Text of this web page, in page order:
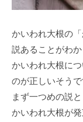
かいわれ大根の
説あることがわか
かいわれ大根に
のが正しいそうで
まず一つめの説
かいわれ大根が